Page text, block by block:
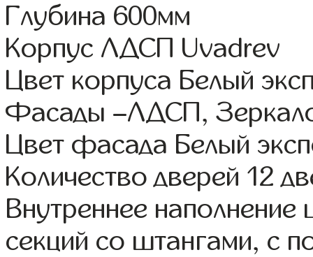
Глубина 600мм
Корпус ЛДСП Uvadrev
Цвет корпуса Белый
Фасады –ЛДСП,
Цвет фасада Белый
Количество дверей 12
Внутреннее
секций со штангами, с